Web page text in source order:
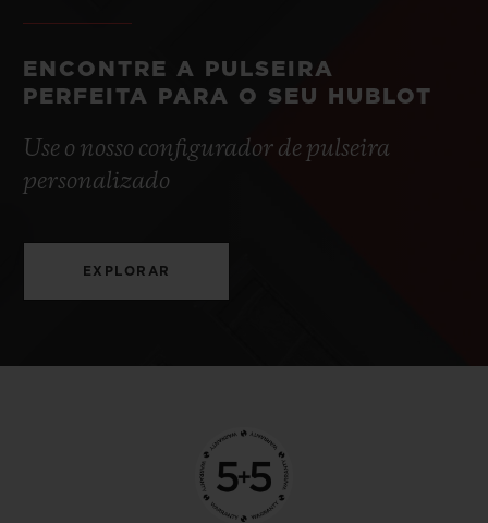
ENCONTRE A PULSEIRA
PERFEITA PARA O SEU HUBLOT
Use o nosso configurador de pulseira
personalizado
EXPLORAR